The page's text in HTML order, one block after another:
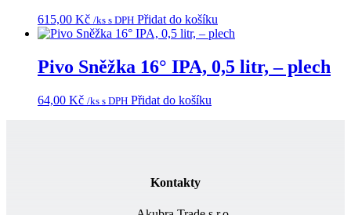
615,00 Kč /ks s DPH Přidat do košíku
Pivo Sněžka 16° IPA, 0,5 litr, – plech
64,00 Kč /ks s DPH Přidat do košíku
Kontakty